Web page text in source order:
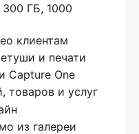
ГБ, 1000
клиентам
и печати
Capture One
товаров и услуг
из галереи